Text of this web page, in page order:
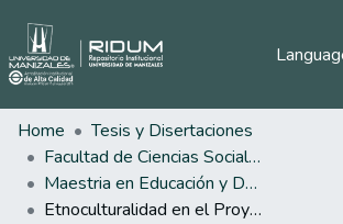
Home
Tesis y Disertaciones
Facultad de Ciencias Sociales y Humanas
Maestria en Educación y Desarrollo Humano
Etnoculturalidad en el Proyecto Educativo Institucional de la Universidad del Pacífico